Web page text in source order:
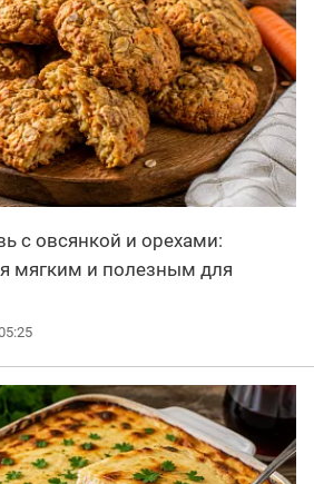
с овсянкой и орехами:
мягким и полезным для